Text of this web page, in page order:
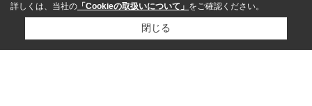
詳しくは、当社の 「Cookieの取扱いについて」 をご確認ください。
閉じる